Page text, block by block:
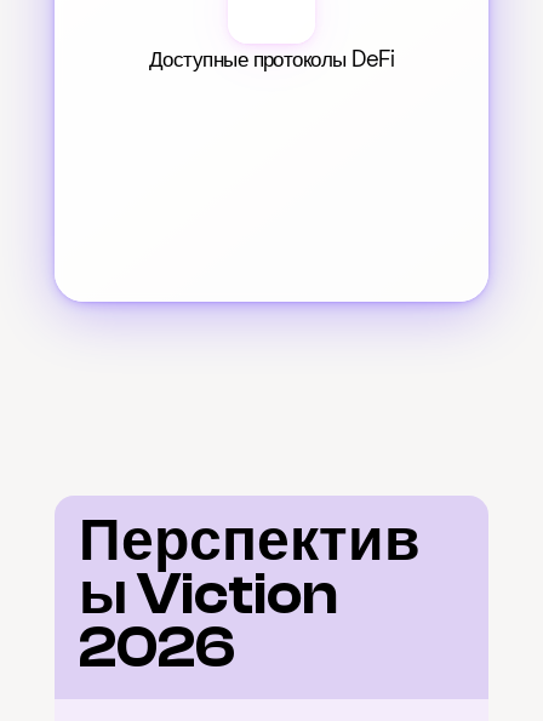
Доступные протоколы DeFi
Перспектив
ы Viction
2026